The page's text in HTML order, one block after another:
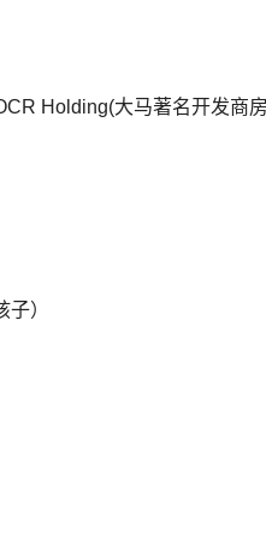
Holding(大马著名开发商
）